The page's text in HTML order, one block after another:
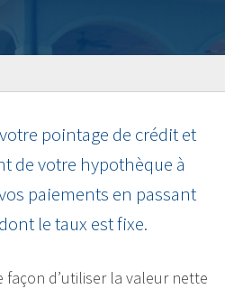
pointage de crédit et
de votre hypothèque à
paiements en passant
le taux est fixe.
d’utiliser la valeur nette